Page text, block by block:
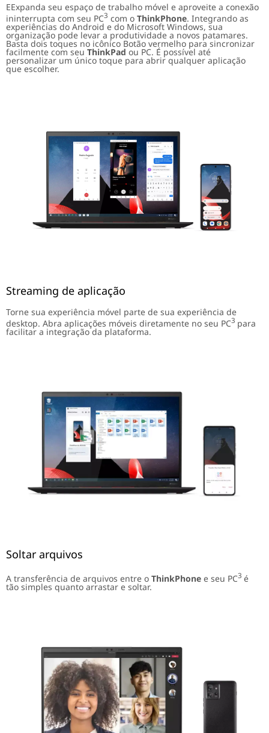
EExpanda seu espaço de trabalho móvel e aproveite a conexão
ininterrupta com seu PC3 com o ThinkPhone. Integrando as
experiências do Android e do Microsoft Windows, sua
organização pode levar a produtividade a novos patamares.
Basta dois toques no icônico Botão vermelho para sincronizar
facilmente com seu ThinkPad ou PC. É possível até
personalizar um único toque para abrir qualquer aplicação
que escolher.
Streaming de aplicação
Torne sua experiência móvel parte de sua experiência de
desktop. Abra aplicações móveis diretamente no seu PC3 para
facilitar a integração da plataforma.
Soltar arquivos
A transferência de arquivos entre o ThinkPhone e seu PC3 é
tão simples quanto arrastar e soltar.